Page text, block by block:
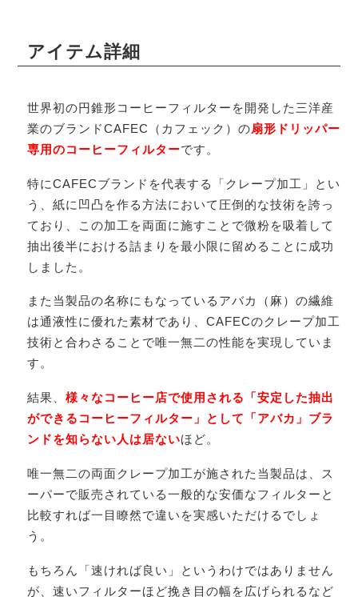
アイテム詳細
世界初の円錐形コーヒーフィルターを開発した三洋産
業のブランドCAFEC（カフェック）の扇形ドリッパー
専用のコーヒーフィルターです。
特にCAFECブランドを代表する「クレープ加工」とい
う、紙に凹凸を作る方法において圧倒的な技術を誇っ
ており、この加工を両面に施すことで微粉を吸着して
抽出後半における詰まりを最小限に留めることに成功
しました。
また当製品の名称にもなっているアバカ（麻）の繊維
は通液性に優れた素材であり、CAFECのクレープ加工
技術と合わさることで唯一無二の性能を実現していま
す。
結果、 様々なコーヒー店で使用される「安定した抽出
ができるコーヒーフィルター」として「アバカ」ブラ
ンドを知らない人は居ないほど。
唯一無二の両面クレープ加工が施された当製品は、ス
ーパーで販売されている一般的な安価なフィルターと
比較すれば一目瞭然で違いを実感いただけるでしょ
う。
もちろん「速ければ良い」というわけではありません
が、速いフィルターほど挽き目の幅を広げられるなど